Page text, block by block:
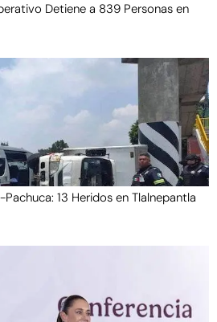
Detiene a 839 Personas en
13 Heridos en Tlalnepantla